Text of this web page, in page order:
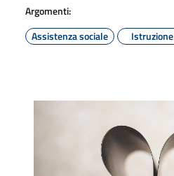
Argomenti:
Assistenza sociale
Istruzione